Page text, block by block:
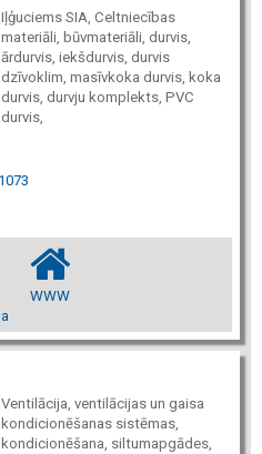
Iļģuciems SIA, Celtniecības
materiāli, būvmateriāli, durvis,
ārdurvis, iekšdurvis, durvis
dzīvoklim, masīvkoka durvis, koka
durvis, durvju komplekts, PVC
durvis,
WWW
Ventilācija, ventilācijas un gaisa
kondicionēšanas sistēmas,
kondicionēšana, siltumapgādes,